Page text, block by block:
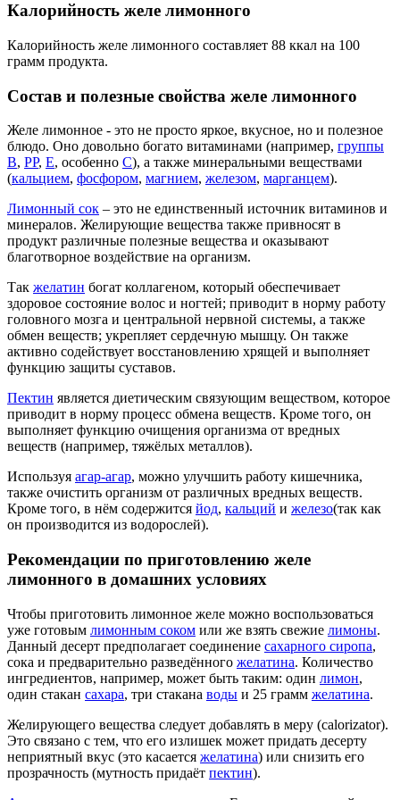
Калорийность желе лимонного
Калорийность желе лимонного составляет 88 ккал на 100
грамм продукта.
Состав и полезные свойства желе лимонного
Желе лимонное - это не просто яркое, вкусное, но и полезное
блюдо. Оно довольно богато витаминами (например, группы
В, РР, Е, особенно С), а также минеральными веществами
(кальцием, фосфором, магнием, железом, марганцем).
Лимонный сок – это не единственный источник витаминов и
минералов. Желирующие вещества также привносят в
продукт различные полезные вещества и оказывают
благотворное воздействие на организм.
Так желатин богат коллагеном, который обеспечивает
здоровое состояние волос и ногтей; приводит в норму работу
головного мозга и центральной нервной системы, а также
обмен веществ; укрепляет сердечную мышцу. Он также
активно содействует восстановлению хрящей и выполняет
функцию защиты суставов.
Пектин является диетическим связующим веществом, которое
приводит в норму процесс обмена веществ. Кроме того, он
выполняет функцию очищения организма от вредных
веществ (например, тяжёлых металлов).
Используя агар-агар, можно улучшить работу кишечника,
также очистить организм от различных вредных веществ.
Кроме того, в нём содержится йод, кальций и железо(так как
он производится из водорослей).
Рекомендации по приготовлению желе
лимонного в домашних условиях
Чтобы приготовить лимонное желе можно воспользоваться
уже готовым лимонным соком или же взять свежие лимоны.
Данный десерт предполагает соединение сахарного сиропа,
сока и предварительно разведённого желатина. Количество
ингредиентов, например, может быть таким: один лимон,
один стакан сахара, три стакана воды и 25 грамм желатина.
Желирующего вещества следует добавлять в меру (calorizator).
Это связано с тем, что его излишек может придать десерту
неприятный вкус (это касается желатина) или снизить его
прозрачность (мутность придаёт пектин).